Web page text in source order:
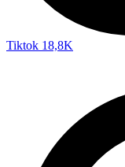
Tiktok 18,8K